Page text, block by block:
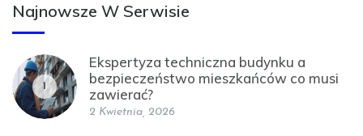
Najnowsze W Serwisie
1
Ekspertyza techniczna budynku a
bezpieczeństwo mieszkańców co musi
zawierać?
2 Kwietnia, 2026